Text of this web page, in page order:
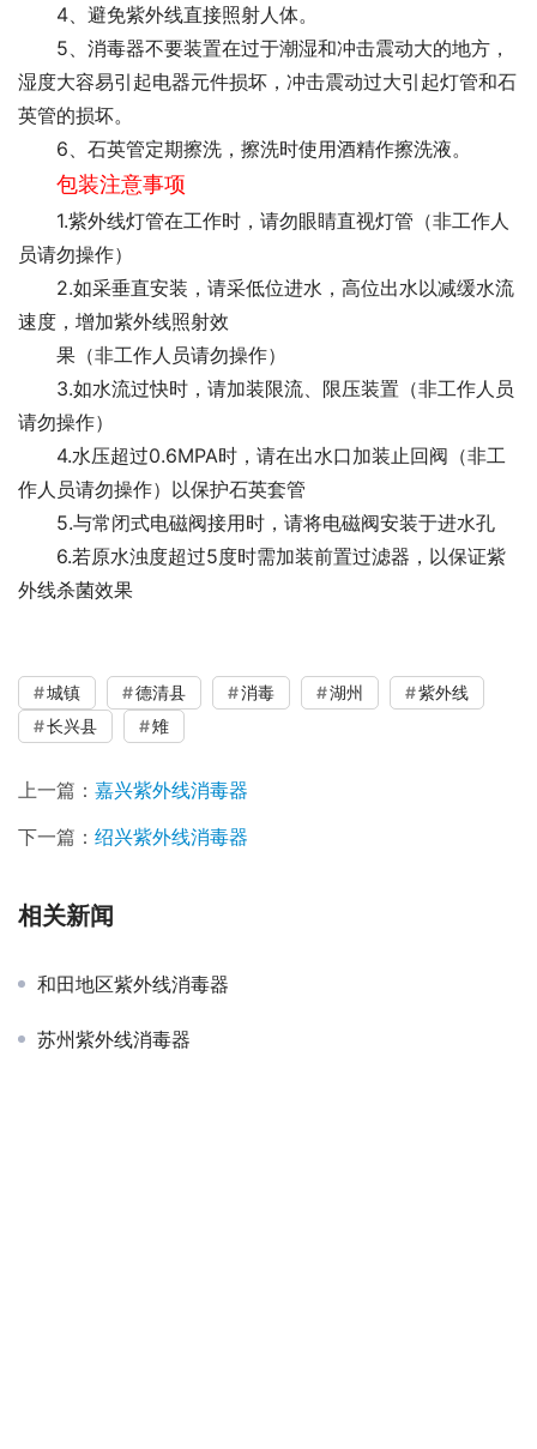
4、避免紫外线直接照射人体。
5、消毒器不要装置在过于潮湿和冲击震动大的地方，
湿度大容易引起电器元件损坏，冲击震动过大引起灯管和石
英管的损坏。
6、石英管定期擦洗，擦洗时使用酒精作擦洗液。
包装注意事项
1.紫外线灯管在工作时，请勿眼睛直视灯管（非工作人
员请勿操作）
2.如采垂直安装，请采低位进水，高位出水以减缓水流
速度，增加紫外线照射效
果（非工作人员请勿操作）
3.如水流过快时，请加装限流、限压装置（非工作人员
请勿操作）
4.水压超过0.6MPA时，请在出水口加装止回阀（非工
作人员请勿操作）以保护石英套管
5.与常闭式电磁阀接用时，请将电磁阀安装于进水孔
6.若原水浊度超过5度时需加装前置过滤器，以保证紫
外线杀菌效果
城镇 德清县 消毒 湖州
紫外线
长兴县
雉
上一篇： 嘉兴紫外线消毒器
下一篇： 绍兴紫外线消毒器
相关新闻
和田地区紫外线消毒器
苏州紫外线消毒器